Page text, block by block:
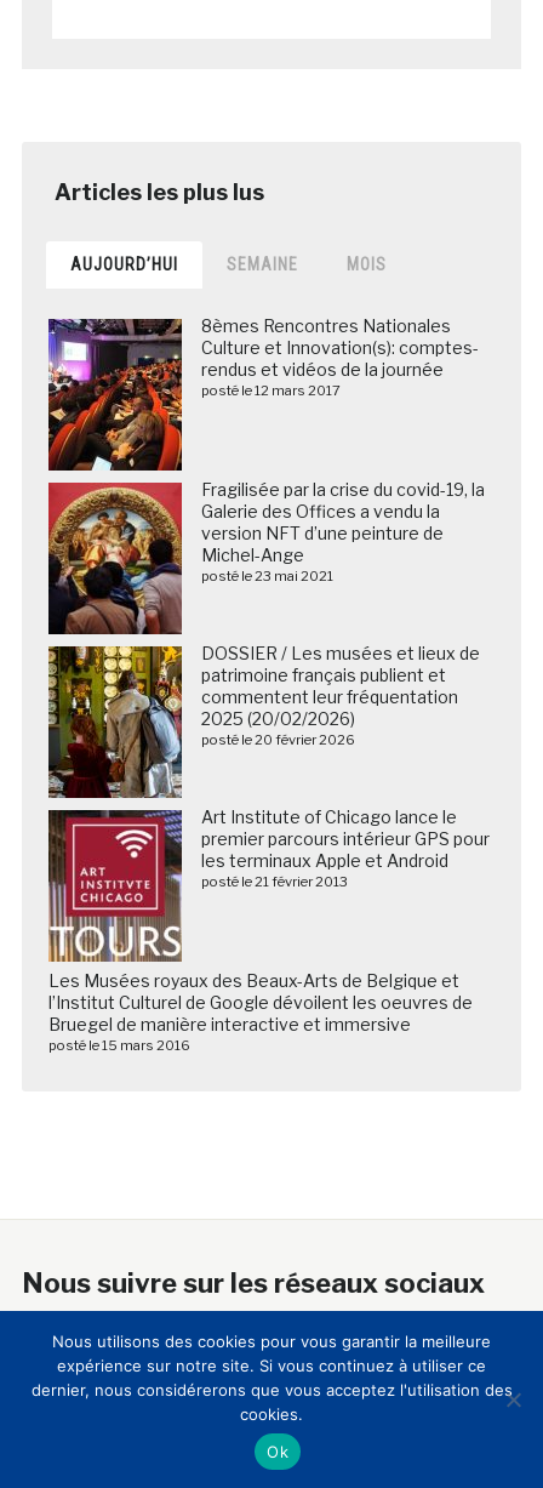
AUJOURD’HUI SEMAINE MOIS
8èmes Rencontres Nationales
Culture et Innovation(s): comptes-
rendus et vidéos de la journée
posté le 12 mars 2017
Fragilisée par la crise du covid-19, la
Galerie des Offices a vendu la
version NFT d’une peinture de
Michel-Ange
posté le 23 mai 2021
DOSSIER / Les musées et lieux de
patrimoine français publient et
commentent leur fréquentation
2025 (20/02/2026)
posté le 20 février 2026
Art Institute of Chicago lance le
premier parcours intérieur GPS pour
les terminaux Apple et Android
posté le 21 février 2013
Les Musées royaux des Beaux-Arts de Belgique et
l’Institut Culturel de Google dévoilent les oeuvres de
Bruegel de manière interactive et immersive
posté le 15 mars 2016
Nous suivre sur les réseaux sociaux
Nous utilisons des cookies pour vous garantir la meilleure
expérience sur notre site. Si vous continuez à utiliser ce
dernier, nous considérerons que vous acceptez l'utilisation des
cookies.
Ok